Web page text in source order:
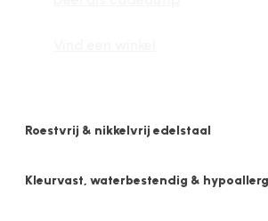
Roestvrij & nikkelvrij edelstaal
Kleurvast, waterbestendig &